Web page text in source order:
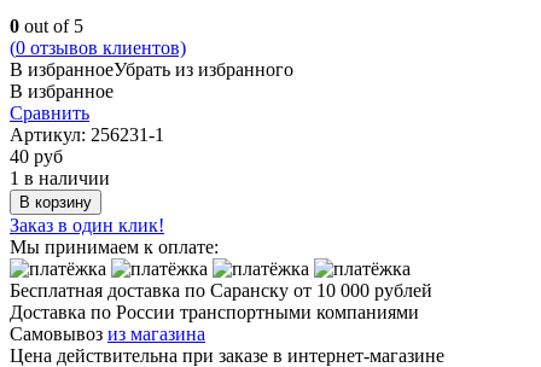
0 out of 5
(0 отзывов клиентов)
В избранноеУбрать из избранного
В избранное
Сравнить
Артикул: 256231-1
40 руб
1 в наличии
В корзину
Заказ в один клик!
Мы принимаем к оплате:
Бесплатная доставка по Саранску от 10 000 рублей
Доставка по России транспортными компаниями
Самовывоз из магазина
Цена действительна при заказе в интернет-магазине